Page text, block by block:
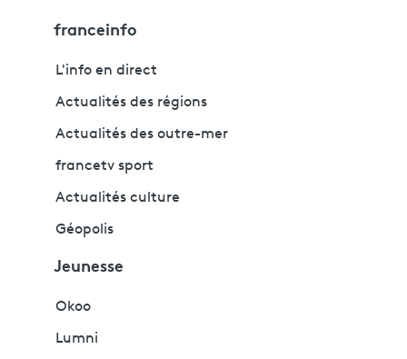
franceinfo
L'info en direct
Actualités des régions
Actualités des outre-mer
francetv sport
Actualités culture
Géopolis
Jeunesse
Okoo
Lumni